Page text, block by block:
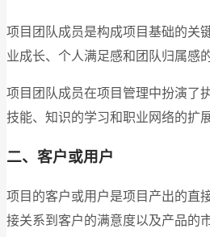
项目团队成员是构成项目基础的关
业成长、个人满足感和团队归属感
项目团队成员在项目管理中扮演了
技能、知识的学习和职业网络的扩展
二、客户或用户
项目的客户或用户是项目产出的直
接关系到客户的满意度以及产品的